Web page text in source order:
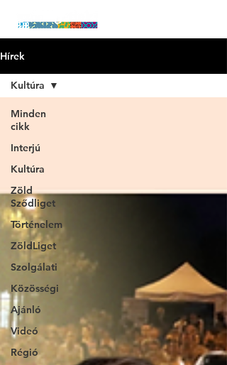
Hírek
Minden
cikk
Interjú
Kultúra
Zöld
Sződliget
Történelem
ZöldLiget
Szolgálati
Közösségi
Ajánló
Videó
Régió
Kultúra